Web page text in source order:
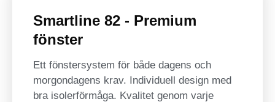
Smartline 82 - Premium
fönster
Ett fönstersystem för både dagens och
morgondagens krav. Individuell design med
bra isolerförmåga. Kvalitet genom varje